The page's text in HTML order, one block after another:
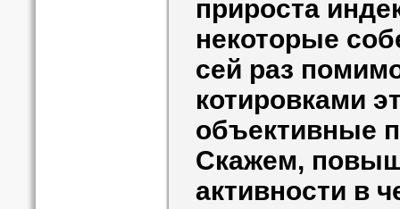
прироста
некоторые
сей раз
котировками
объективные
Скажем,
активности в